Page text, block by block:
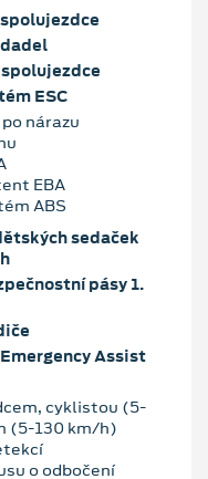
ESC
nárazu
EBA
ABS
sedaček
pásy 1.
Assist
cyklistou (5-
(5-130 km/h)
o odbočení